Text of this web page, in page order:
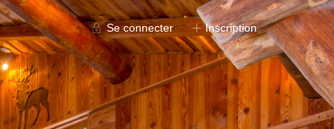
Se connecter Inscription